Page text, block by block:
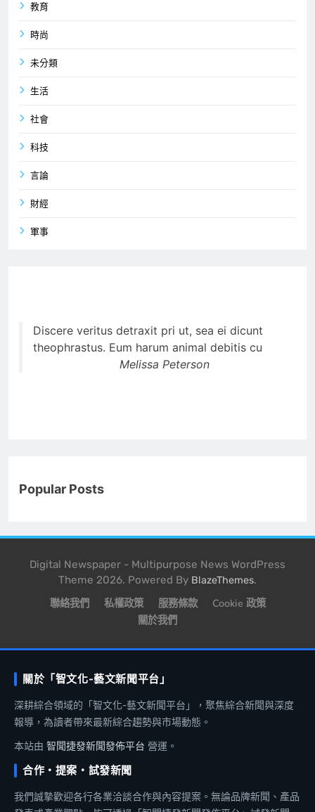
教育
時尚
未分類
生活
社會
科技
言論
財經
軍事
Discere veritus detraxit pri ut, sea ei dicunt
theophrastus. Eum harum animal debitis cu
Melissa Peterson
Popular Posts
Digital Newspaper - Multipurpose News WordPress
Theme 2026. Powered By BlazeThemes.
聯絡我們 私權政策 服務條款
Cookie 政策
關於我們
關於「智文化-藝文新聞平台」
深耕綜合領域的「智文化-藝文新聞平台」，聚焦綜合新聞與深度
報導，為讀者帶來最新綜合趨勢與市場動態。
本站由 智聞捷發新聞發佈平台 營運。
合作・提案・試發新聞
我們誠摯歡迎各行各業洽談合作與內容提案。無論品牌新聞、產品